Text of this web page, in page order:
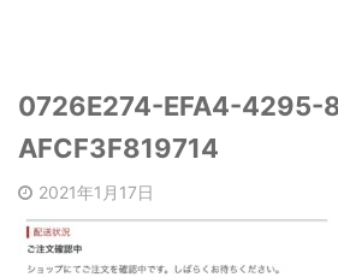
0726E274-EFA4-4295-
AFCF3F819714
2021年1月17日